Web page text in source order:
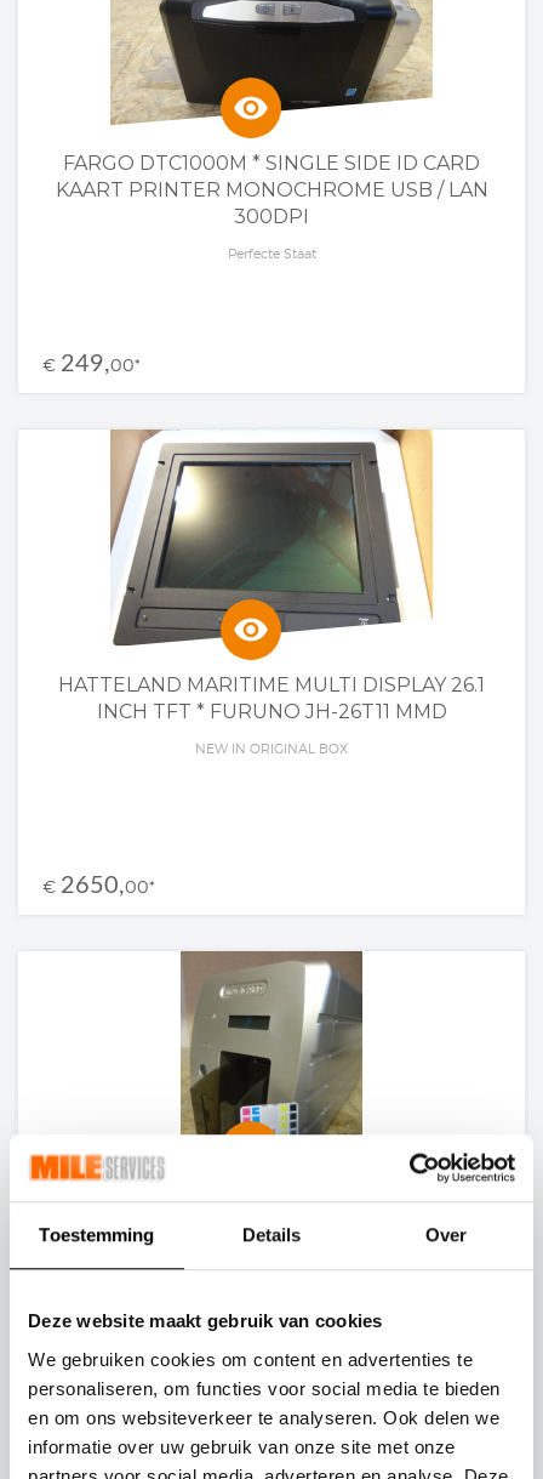
Toestemming Details Over
Deze website maakt gebruik van cookies
We gebruiken cookies om content en advertenties te
personaliseren, om functies voor social media te bieden
en om ons websiteverkeer te analyseren. Ook delen we
informatie over uw gebruik van onze site met onze
visibility
FARGO DTC1000M * SINGLE SIDE ID CARD
KAART PRINTER MONOCHROME USB / LAN
300DPI
Perfecte Staat
€ 249,00*
visibility
HATTELAND MARITIME MULTI DISPLAY 26.1
INCH TFT * FURUNO JH-26T11 MMD
NEW IN ORIGINAL BOX
€ 2650,00*
MAGICARD RIO 2E * SINGLE SIDE ID CARD
KAART PRINTER COLOUR USB / LAN 300DPI
Perfecte Staat